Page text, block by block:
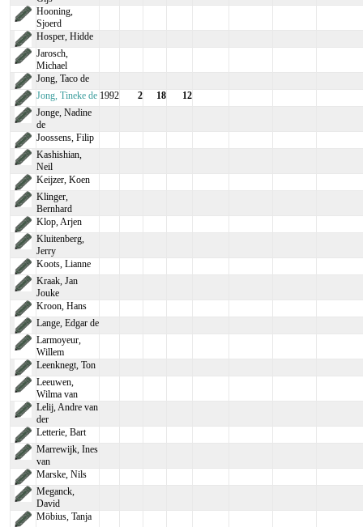
Hooning,
Sjoerd
Hosper, Hidde
Jarosch,
Michael
Jong, Taco de
Jong, Tineke de 1992 2 18
12
Jonge, Nadine
de
Joossens, Filip
Kashishian,
Neil
Keijzer, Koen
Klinger,
Bernhard
Klop, Arjen
Kluitenberg,
Jerry
Koots, Lianne
Kraak, Jan
Jouke
Kroon, Hans
Lange, Edgar de
Larmoyeur,
Willem
Leenknegt, Ton
Leeuwen,
Wilma van
Lelij, Andre van
der
Letterie, Bart
Marrewijk, Ines
van
Marske, Nils
Meganck,
David
Möbius, Tanja